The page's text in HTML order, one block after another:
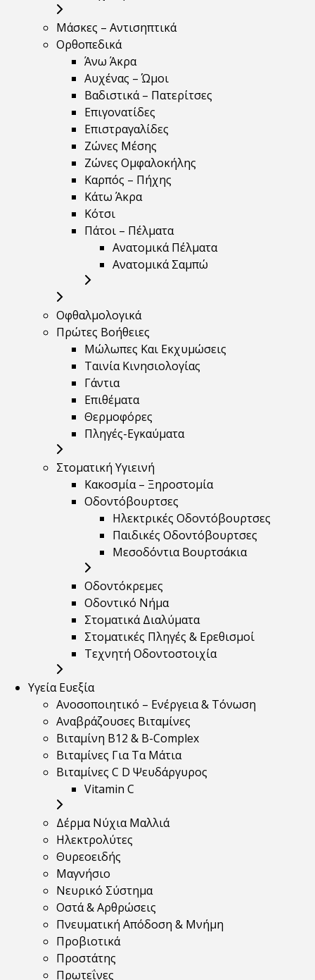
Μάσκες – Αντισηπτικά
Ορθοπεδικά
Άνω Άκρα
Αυχένας – Ώμοι
Βαδιστικά – Πατερίτσες
Επιγονατίδες
Επιστραγαλίδες
Ζώνες Μέσης
Ζώνες Ομφαλοκήλης
Καρπός – Πήχης
Κάτω Άκρα
Κότσι
Πάτοι – Πέλματα
Ανατομικά Πέλματα
Ανατομικά Σαμπώ
Οφθαλμολογικά
Πρώτες Βοήθειες
Μώλωπες Και Εκχυμώσεις
Ταινία Κινησιολογίας
Γάντια
Επιθέματα
Θερμοφόρες
Πληγές-Εγκαύματα
Στοματική Υγιεινή
Κακοσμία – Ξηροστομία
Οδοντόβουρτσες
Ηλεκτρικές Οδοντόβουρτσες
Παιδικές Οδοντόβουρτσες
Μεσοδόντια Βουρτσάκια
Οδοντόκρεμες
Οδοντικό Νήμα
Στοματικά Διαλύματα
Στοματικές Πληγές & Ερεθισμοί
Τεχνητή Οδοντοστοιχία
Υγεία Ευεξία
Ανοσοποιητικό – Ενέργεια & Τόνωση
Αναβράζουσες Βιταμίνες
Βιταμίνη B12 & Β-Complex
Βιταμίνες Για Τα Μάτια
Βιταμίνες C D Ψευδάργυρος
Vitamin C
Δέρμα Νύχια Μαλλιά
Ηλεκτρολύτες
Θυρεοειδής
Μαγνήσιο
Νευρικό Σύστημα
Οστά & Αρθρώσεις
Πνευματική Απόδοση & Μνήμη
Προβιοτικά
Προστάτης
Πρωτεΐνες